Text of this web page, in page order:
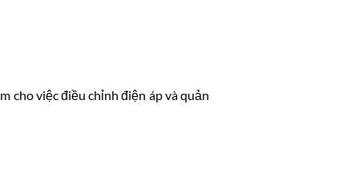
cho việc điều chỉnh điện áp và quản